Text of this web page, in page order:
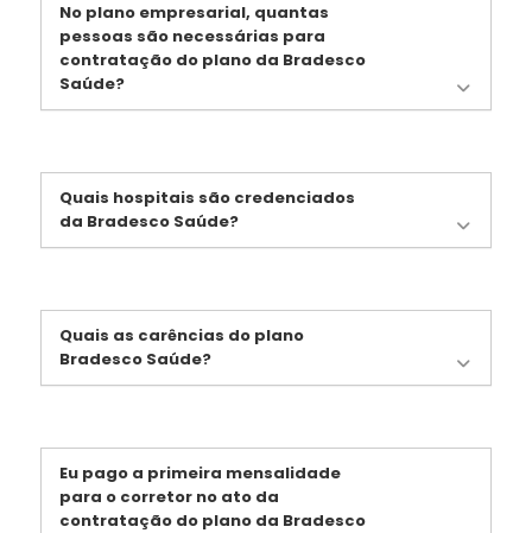
No plano empresarial, quantas
pessoas são necessárias para
contratação do plano da Bradesco
Saúde?
Quais hospitais são credenciados
da Bradesco Saúde?
Quais as carências do plano
Bradesco Saúde?
Eu pago a primeira mensalidade
para o corretor no ato da
contratação do plano da Bradesco